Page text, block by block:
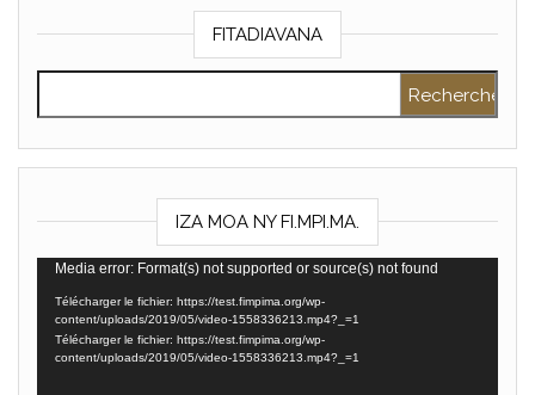
FITADIAVANA
IZA MOA NY FI.MPI.MA.
Lecteur
vidéo
Media error: Format(s) not supported or source(s) not found
Télécharger le fichier: https://test.fimpima.org/wp-
content/uploads/2019/05/video-1558336213.mp4?_=1
Télécharger le fichier: https://test.fimpima.org/wp-
content/uploads/2019/05/video-1558336213.mp4?_=1